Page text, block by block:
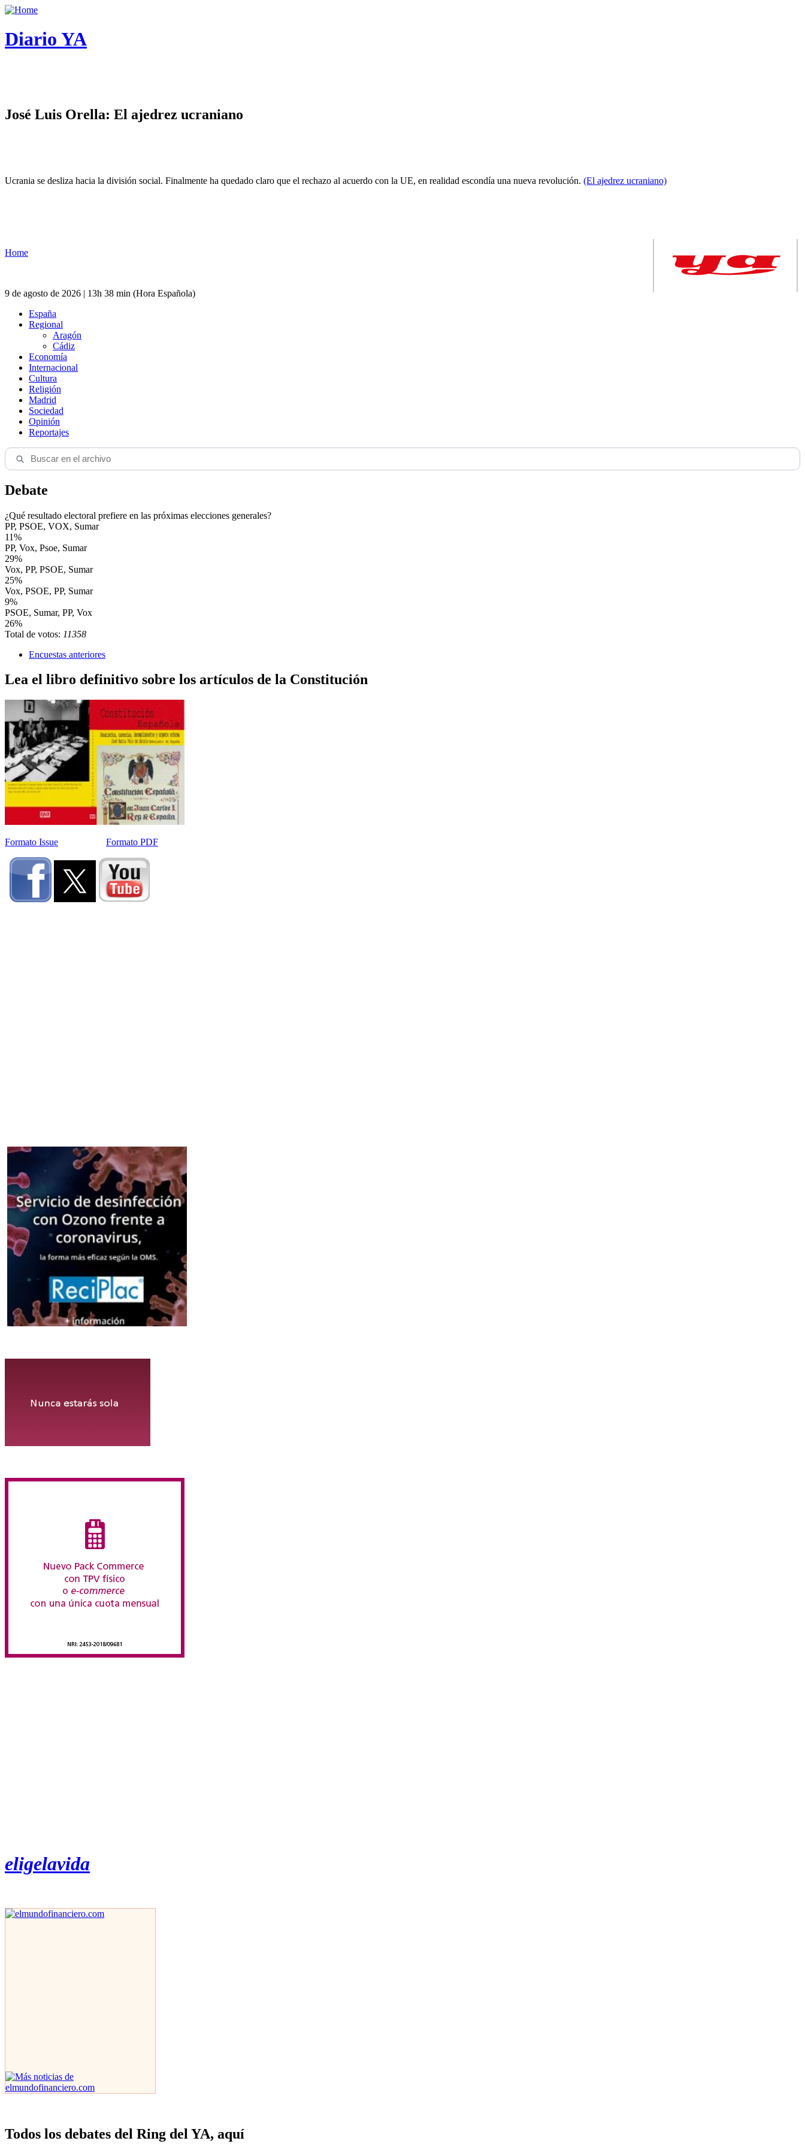
Diario YA
José Luis Orella: El ajedrez ucraniano
Ucrania se desliza hacia la división social. Finalmente ha quedado claro que el rechazo al acuerdo con la UE, en realidad escondía una nueva revolución. (El ajedrez ucraniano)
Home
9 de agosto de 2026 | 13h 38 min (Hora Española)
España
Regional
Aragón
Cádiz
Economía
Internacional
Cultura
Religión
Madrid
Sociedad
Opinión
Reportajes
Debate
¿Qué resultado electoral prefiere en las próximas elecciones generales?
PP, PSOE, VOX, Sumar
11%
PP, Vox, Psoe, Sumar
29%
Vox, PP, PSOE, Sumar
25%
Vox, PSOE, PP, Sumar
9%
PSOE, Sumar, PP, Vox
26%
Total de votos: 11358
Encuestas anteriores
Lea el libro definitivo sobre los artículos de la Constitución
Formato Issue Formato PDF
eligelavida
Todos los debates del Ring del YA, aquí